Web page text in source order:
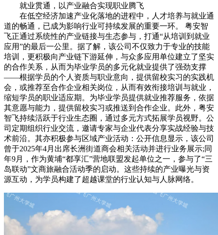
就业贯通，以产业融合实现职业腾飞
在低空经济加速产业化落地的进程中，人才培养与就业通
道的畅通，已成为影响行业可持续发展的重要一环。 粤安智
飞正通过系统性的产业链接与生态参与，打通“从培训到就业
应用”的最后一公里。据了解，该公司不仅致力于专业的技能
培训，更积极向产业链下游延伸，与众多应用单位建立了坚实
的合作关系，从而为毕业学员的多元化就业提供了强劲支撑
——根据学员的个人资质与职业意向，提供留校实习的实践机
会，或推荐至合作企业相关岗位，从而有效衔接培训与就业，
缩短学员的职业适应期。为毕业学员提供就业推荐服务，依据
其意愿与能力，提供留校实习或推送到合作企业。此外，粤安
智飞持续活跃于行业生态圈，通过多元方式拓展学员视野。公
司定期组织行业交流，邀请专家与企业代表分享实战经验与技
术前沿。其亦积极参与区域产业活动：公开信息显示，该公司
曾于2025年4月出席长洲街道商会相关活动并进行业务展示;同
年9月，作为黄埔“都享汇”营地联盟发起单位之一，参与了“三
岛联动”文商旅融合活动季的启动。这些持续的产业曝光与资
源互动，为学员构建了超越课堂的行业认知与人脉网络。